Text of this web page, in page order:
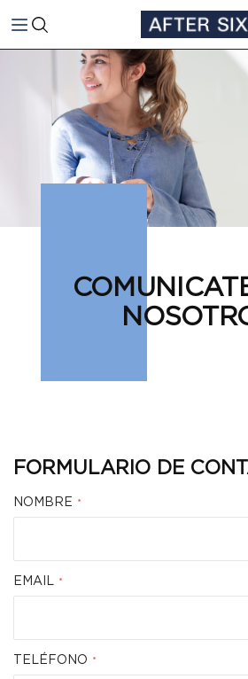
FORMULARIO DE
NOMBRE
EMAIL
TELÉFONO